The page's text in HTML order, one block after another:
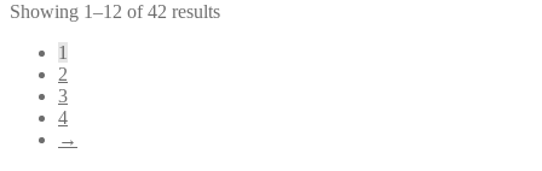
Showing 1–12 of 42 results
1
2
3
4
→